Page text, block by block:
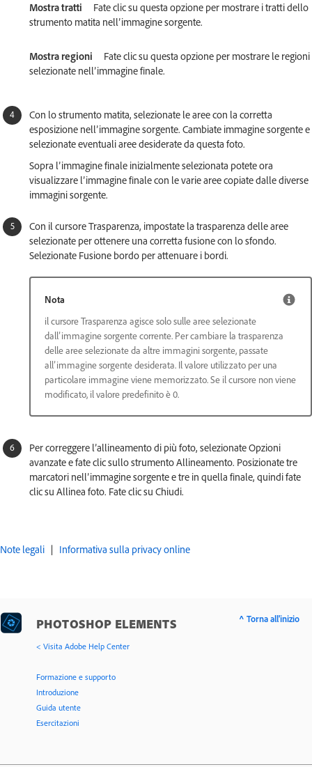
Mostra tratti
Fate clic su questa opzione per mostrare i tratti dello
strumento matita nell’immagine sorgente.
Mostra regioni
Fate clic su questa opzione per mostrare le regioni
selezionate nell’immagine finale.
Con lo strumento matita, selezionate le aree con la corretta
esposizione nell’immagine sorgente. Cambiate immagine sorgente e
selezionate eventuali aree desiderate da questa foto.
Sopra l’immagine finale inizialmente selezionata potete ora
visualizzare l’immagine finale con le varie aree copiate dalle diverse
immagini sorgente.
Con il cursore Trasparenza, impostate la trasparenza delle aree
selezionate per ottenere una corretta fusione con lo sfondo.
Selezionate Fusione bordo per attenuare i bordi.
Nota
il cursore Trasparenza agisce solo sulle aree selezionate
dall’immagine sorgente corrente. Per cambiare la trasparenza
delle aree selezionate da altre immagini sorgente, passate
all’immagine sorgente desiderata. Il valore utilizzato per una
particolare immagine viene memorizzato. Se il cursore non viene
modificato, il valore predefinito è 0.
Per correggere l’allineamento di più foto, selezionate Opzioni
avanzate e fate clic sullo strumento Allineamento. Posizionate tre
marcatori nell’immagine sorgente e tre in quella finale, quindi fate
clic su Allinea foto. Fate clic su Chiudi.
Note legali | Informativa sulla privacy online
PHOTOSHOP ELEMENTS
< Visita Adobe Help Center
Formazione e supporto
Introduzione
Guida utente
Esercitazioni
^ Torna all'inizio